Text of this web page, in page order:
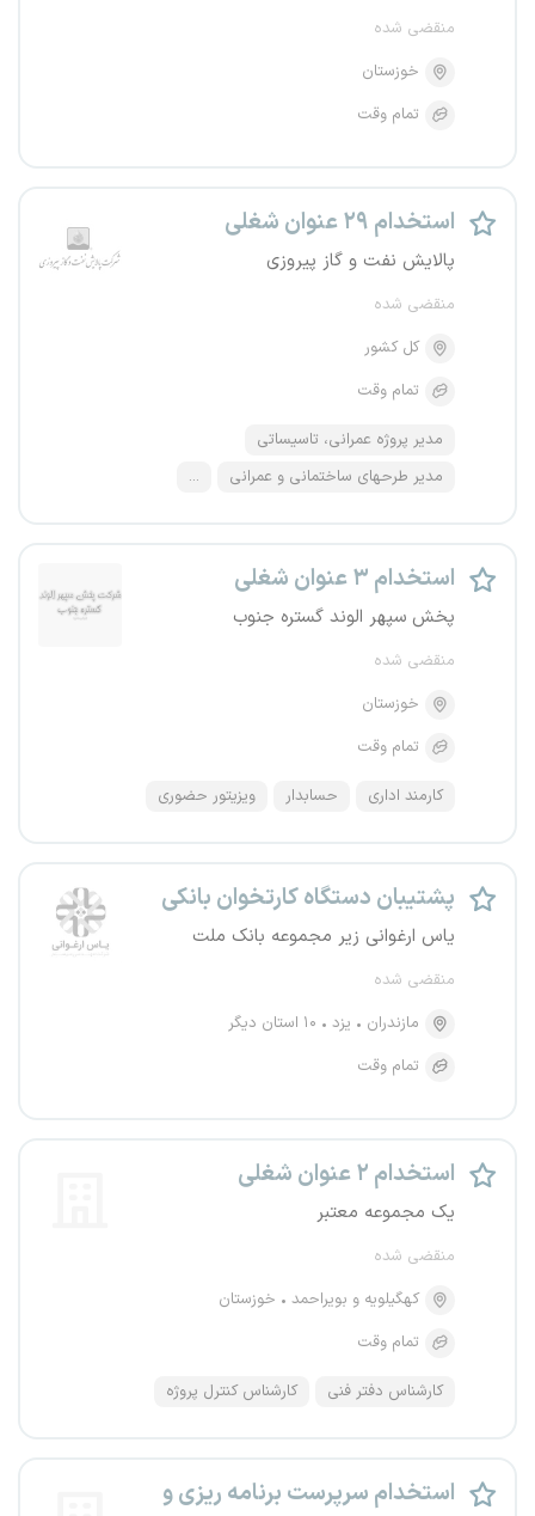
منقضی شده
خوزستان
تمام وقت
استخدام ۲۹ عنوان شغلی
پالایش نفت و گاز پیروزی
منقضی شده
کل کشور
تمام وقت
مدیر پروژه عمرانی، تاسیساتی
مدیر طرحهای ساختمانی و عمرانی
...
استخدام ۳ عنوان شغلی
پخش سپهر الوند گستره جنوب
منقضی شده
خوزستان
تمام وقت
کارمند اداری حسابدار ویزیتور حضوری
پشتیبان دستگاه کارتخوان بانکی
یاس ارغوانی زیر مجموعه بانک ملت
منقضی شده
مازندران
یزد
۱۰ استان دیگر
تمام وقت
استخدام ۲ عنوان شغلی
یک مجموعه معتبر
منقضی شده
کهگیلویه و بویراحمد
خوزستان
تمام وقت
کارشناس دفتر فنی کارشناس کنترل پروژه
استخدام سرپرست برنامه ریزی و